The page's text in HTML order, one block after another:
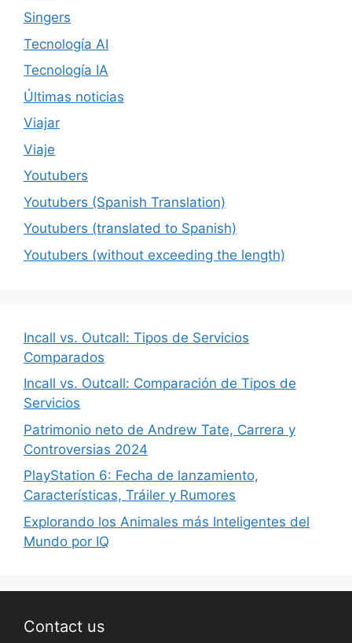
Singers
Tecnología AI
Tecnología IA
Últimas noticias
Viajar
Viaje
Youtubers
Youtubers (Spanish Translation)
Youtubers (translated to Spanish)
Youtubers (without exceeding the length)
Incall vs. Outcall: Tipos de Servicios
Comparados
Incall vs. Outcall: Comparación de Tipos de
Servicios
Patrimonio neto de Andrew Tate, Carrera y
Controversias 2024
PlayStation 6: Fecha de lanzamiento,
Características, Tráiler y Rumores
Explorando los Animales más Inteligentes del
Mundo por IQ
Contact us